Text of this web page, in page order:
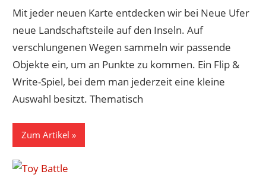
Mit jeder neuen Karte entdecken wir bei Neue Ufer
neue Landschaftsteile auf den Inseln. Auf
verschlungenen Wegen sammeln wir passende
Objekte ein, um an Punkte zu kommen. Ein Flip &
Write-Spiel, bei dem man jederzeit eine kleine
Auswahl besitzt. Thematisch
Zum Artikel